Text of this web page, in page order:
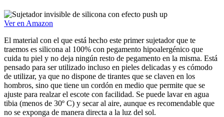
Ver en Amazon
El material con el que está hecho este primer sujetador que te
traemos es silicona al 100% con pegamento hipoalergénico que
cuida tu piel y no deja ningún resto de pegamento en la misma. Está
pensado para ser utilizado incluso en pieles delicadas y es cómodo
de utilizar, ya que no dispone de tirantes que se claven en los
hombros, sino que tiene un cordón en medio que permite que se
ajuste para realzar el escote con facilidad. Se puede lavar en agua
tibia (menos de 30º C) y secar al aire, aunque es recomendable que
no se exponga de manera directa a la luz del sol.